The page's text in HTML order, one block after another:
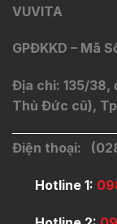
VUVITA
GPĐKKD – Mã
Địa chỉ: 135/38,
Thủ Đức cũ),
Điện thoại:
Hotline 1: